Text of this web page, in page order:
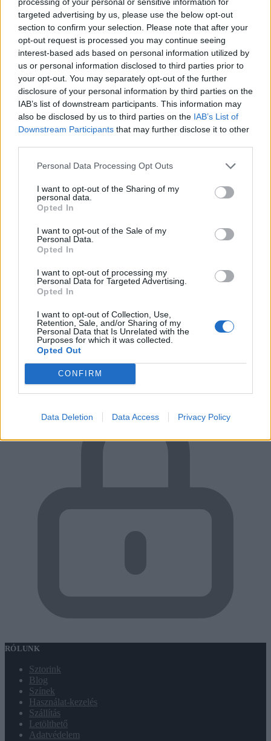
targeted advertising by us, please use the below opt-out
section to confirm your selection. Please note that after your
opt-out request is processed you may continue seeing
interest-based ads based on personal information utilized by
us or personal information disclosed to third parties prior to
your opt-out. You may separately opt-out of the further
disclosure of your personal information by third parties on the
IAB’s list of downstream participants. This information may
also be disclosed by us to third parties on the IAB’s List of
Downstream Participants that may further disclose it to other
Personal Data Processing Opt Outs
I want to opt-out of the Sharing of my
personal data.
Opted In
I want to opt-out of the Sale of my
Personal Data.
Opted In
I want to opt-out of processing my
Personal Data for Targeted Advertising.
Opted In
I want to opt-out of Collection, Use,
Retention, Sale, and/or Sharing of my
Personal Data that Is Unrelated with the
Purposes for which it was collected.
Opted Out
CONFIRM
Data Deletion Data Access Privacy Policy
GARANCIÁT VÁLLALUNK
Ha törik, ha szakad!
RUGALMAS FIZETÉS
Előre, vagy csak átvételkor?
RÓLUNK
Sztorink
Blog
Színek
Használat-kezelés
Szállítás
Letölthető
Adatvédelem